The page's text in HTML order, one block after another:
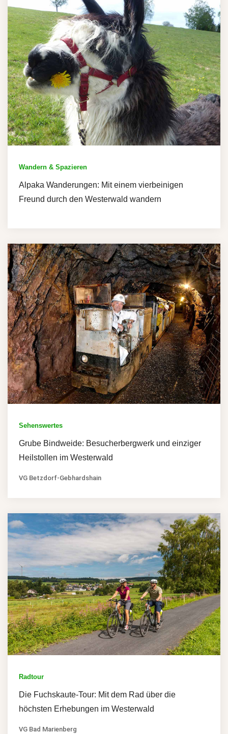
Wandern & Spazieren
Alpaka Wanderungen: Mit einem vierbeinigen
Freund durch den Westerwald wandern
Sehenswertes
Grube Bindweide: Besucherbergwerk und einziger
Heilstollen im Westerwald
VG Betzdorf-Gebhardshain
Radtour
Die Fuchskaute-Tour: Mit dem Rad über die
höchsten Erhebungen im Westerwald
VG Bad Marienberg